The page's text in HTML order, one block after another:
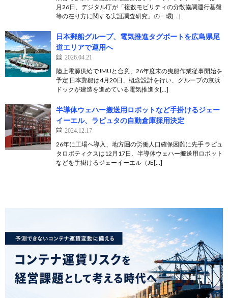
月26日、デジタル庁が「複数モビリティの分散協調運行基盤
等の在り方に関する実証調査研究」の一環[…]
日本郵船グループ、電気推進タグボートを広島県尾
道エリアで運用へ
2026.04.21
陸上電源供給でJMUと合意、26年度末の曳船作業従事開始を
予定 日本郵船は4月20日、概念設計を行い、グループの京浜
ドックが建造を進めている電気推進タ[…]
半導体ウェハー搬送用ロボットなど手掛けるジェー
イーエル、ラピュタの自動倉庫採用決定
2024.12.17
26年に工場へ導入、地方圏の労働人口確保困難に先手 ラピュ
タロボティクスは12月17日、半導体ウェハー搬送用ロボット
などを手掛けるジェーイーエル（JE[…]